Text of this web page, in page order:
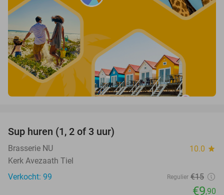
Sup huren (1, 2 of 3 uur)
Brasserie NU 10.0 star
Kerk Avezaath Tiel
Verkocht: 99
Regulier €15
€9,90